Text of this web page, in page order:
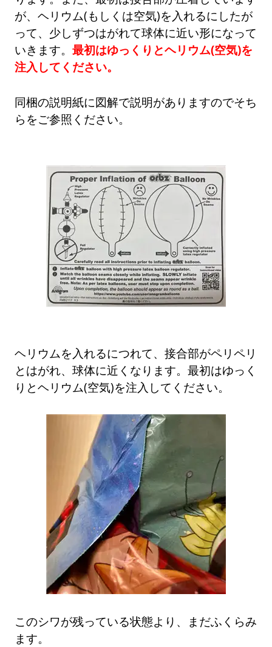
が、ヘリウム(もしくは空気)を入れるにしたが
って、少しずつはがれて球体に近い形になって
いきます。最初はゆっくりとヘリウム(空気)を
注入してください。
同梱の説明紙に図解で説明がありますのでそち
らをご参照ください。
ヘリウムを入れるにつれて、接合部がペリペリ
とはがれ、球体に近くなります。最初はゆっく
りとヘリウム(空気)を注入してください。
このシワが残っている状態より、まだふくらみ
ます。